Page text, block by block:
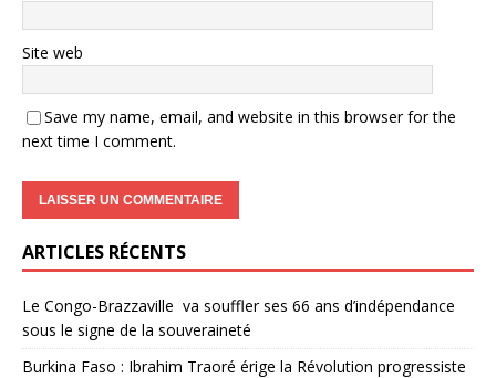
Site web
Save my name, email, and website in this browser for the
next time I comment.
ARTICLES RÉCENTS
Le Congo-Brazzaville va souffler ses 66 ans d’indépendance
sous le signe de la souveraineté
Burkina Faso : Ibrahim Traoré érige la Révolution progressiste